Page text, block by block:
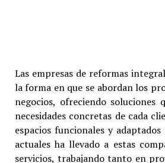
Las empresas de reformas
la forma en que se abordan los
negocios, ofreciendo soluciones
necesidades concretas de cada
espacios funcionales y
actuales ha llevado a estas
servicios, trabajando tanto en